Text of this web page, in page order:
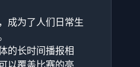
成为了人们日常生
的长时间播报相
以覆盖比赛的亮